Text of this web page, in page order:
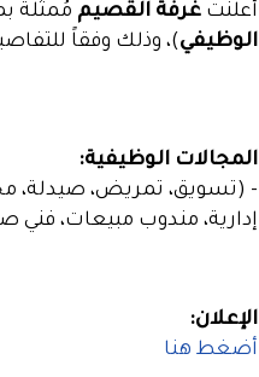
أعلنت غرفة القصيم مُمثلة
الوظيفي)، وذلك وفقاً
المجالات الوظيفية:
- (تسويق، تمريض، صيدلة،
إدارية، مندوب مبيعات، فني
الإعلان:
أضغط هنا